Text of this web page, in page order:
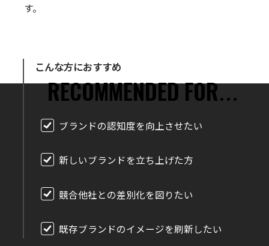
す。
こんな方におすすめ
ブランドの認知度を向上させたい
新しいブランドを立ち上げた方
競合他社との差別化を図りたい
既存ブランドのイメージを刷新したい